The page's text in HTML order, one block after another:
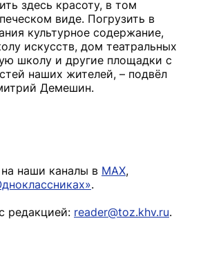
здесь красоту, в том
виде. Погрузить в
культурное содержание,
искусств, дом театральных
школу и другие площадки с
наших жителей, – подвёл
Демешин.
наши каналы в MAX,
.
редакцией: reader@toz.khv.ru.